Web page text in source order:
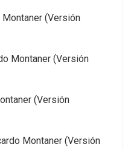
Montaner (Versión
Montaner (Versión
(Versión
Montaner (Versión